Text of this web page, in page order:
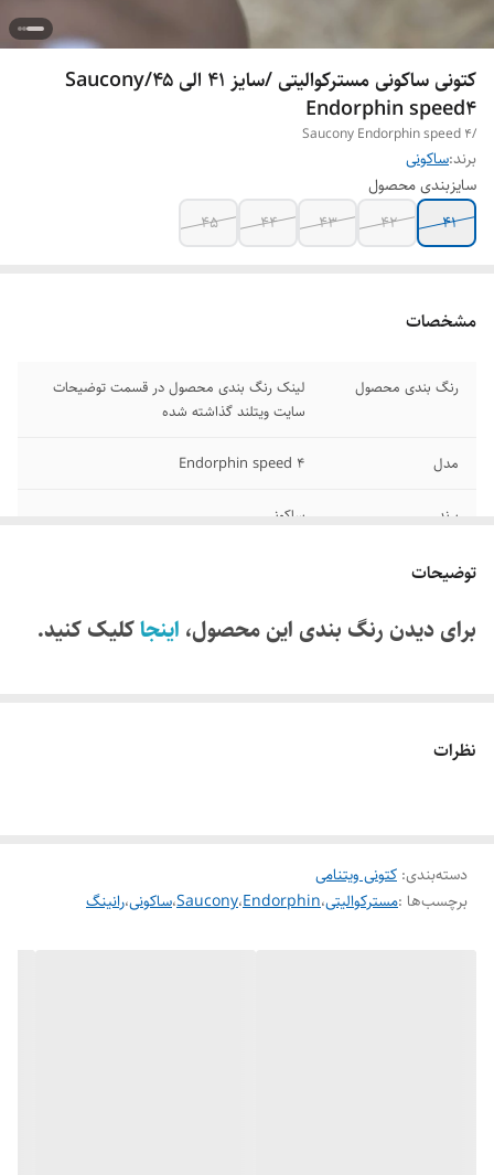
کتونی ساکونی مسترکوالیتی /سایز ۴۱ الی ۴۵/Saucony
Endorphin speed4
/Saucony Endorphin speed 4
برند:ساکونی
سایزبندی محصول
۴۱
۴۲ ۴۳ ۴۴ ۴۵
مشخصات
رنگ بندی محصول
لینک رنگ بندی محصول در قسمت توضیحات
سایت ویتلند گذاشته شده
مدل Endorphin speed 4
برند ساکونی
وضعیت کارکرد
کیفیت مسترکوالیتی A
توضیحات
برای دیدن رنگ بندی این محصول، اینجاکلیک کنید.
نظرات
دسته‌بندی: کتونی ویتنامی
برچسب‌ها :مسترکوالیتی،Endorphin،Saucony،ساکونی،رانینگ